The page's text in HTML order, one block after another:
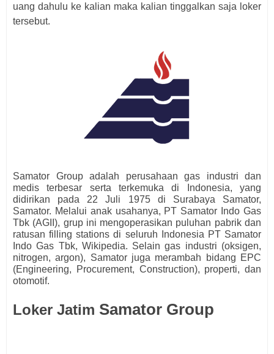
uang dahulu ke kalian maka kalian tinggalkan saja loker
tersebut.
Samator Group adalah perusahaan gas industri dan
medis terbesar serta terkemuka di Indonesia, yang
didirikan pada 22 Juli 1975 di Surabaya Samator,
Samator. Melalui anak usahanya, PT Samator Indo Gas
Tbk (AGII), grup ini mengoperasikan puluhan pabrik dan
ratusan filling stations di seluruh Indonesia PT Samator
Indo Gas Tbk, Wikipedia. Selain gas industri (oksigen,
nitrogen, argon), Samator juga merambah bidang EPC
(Engineering, Procurement, Construction), properti, dan
otomotif.
Loker Jatim Samator Group